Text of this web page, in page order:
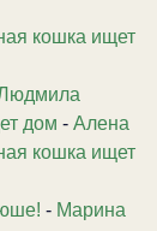
кошка ищет
дом - Алена
кошка ищет
- Марина